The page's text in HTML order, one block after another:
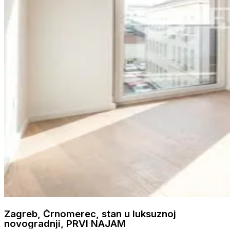
Zagreb, Črnomerec, stan u luksuznoj
novogradnji, PRVI NAJAM